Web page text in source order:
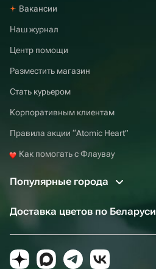
Вакансии
Наш журнал
Центр помощи
Разместить магазин
Стать курьером
Корпоративным клиентам
Правила акции “Atomic Heart”
Как помогать с Флаувау
Популярные города
Доставка цветов по Беларуси